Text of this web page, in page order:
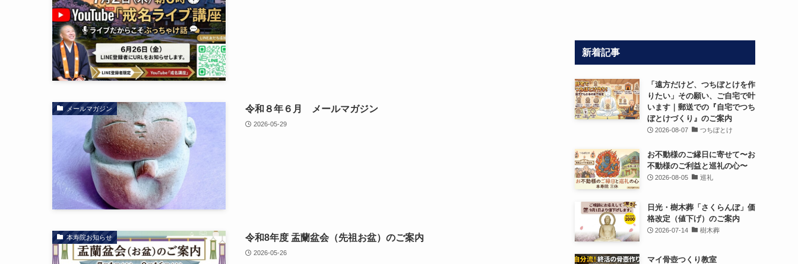
メールマガジン 令和８年６月 メールマガジン
2026-05-29
本寿院お知らせ 令和8年度 盂蘭盆会（先祖お盆）のご案内
2026-05-26
新着記事
「遠方だけど、つちぼとけを作
りたい」その願い、ご自宅で叶
います｜郵送での『自宅でつち
ぼとけづくり』のご案内
2026-08-07 つちぼとけ
お不動様のご縁日に寄せて〜お
不動様のご利益と巡礼の心〜
2026-08-05 巡礼
日光・樹木葬「さくらんぼ」価
格改定（値下げ）のご案内
2026-07-14 樹木葬
マイ骨壺つくり教室